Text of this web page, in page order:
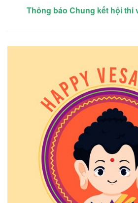
Thông báo Chung kết hội thi